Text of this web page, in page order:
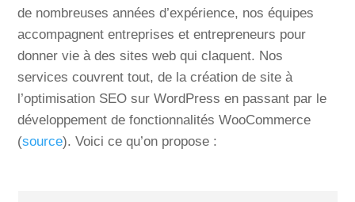
de nombreuses années d’expérience, nos équipes
accompagnent entreprises et entrepreneurs pour
donner vie à des sites web qui claquent. Nos
services couvrent tout, de la création de site à
l’optimisation SEO sur WordPress en passant par le
développement de fonctionnalités WooCommerce
(source). Voici ce qu’on propose :